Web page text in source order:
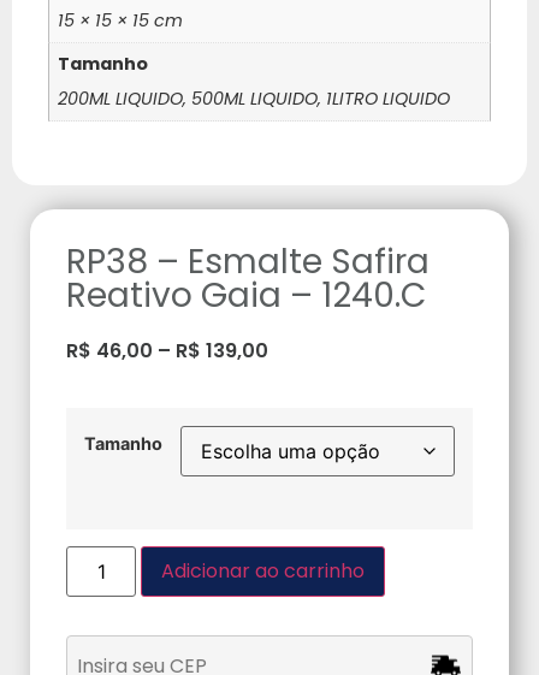
15 × 15 × 15 cm
Tamanho
200ML LIQUIDO, 500ML LIQUIDO, 1LITRO LIQUIDO
RP38 – Esmalte Safira
Reativo Gaia – 1240.C
R$ 46,00 – R$ 139,00
Tamanho
Adicionar ao carrinho